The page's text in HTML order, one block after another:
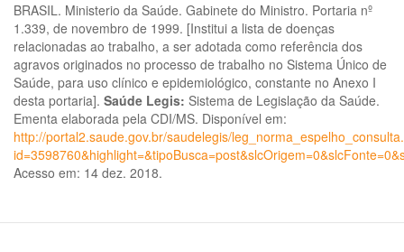
BRASIL. Ministerio da Saúde. Gabinete do Ministro. Portaria nº
1.339, de novembro de 1999. [Institui a lista de doenças
relacionadas ao trabalho, a ser adotada como referência dos
agravos originados no processo de trabalho no Sistema Único de
Saúde, para uso clínico e epidemiológico, constante no Anexo I
desta portaria]. Saúde Legis: Sistema de Legislação da Saúde.
Ementa elaborada pela CDI/MS. Disponível em:
http://portal2.saude.gov.br/saudelegis/
Acesso em: 14 dez. 2018.